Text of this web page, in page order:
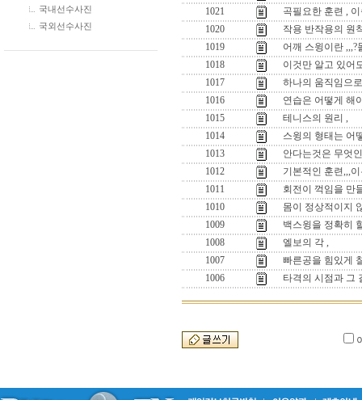
국내선수사진
국외선수사진
1021
곡필요한 훈련 ,
1020
작용 반작용의 원
1019
어깨 스윙이란
1018
이것만 알고 있어
1017
하나의 움직임으
1016
연습은 어떻게 해
1015
테니스의 원리 ,
1014
스윙의 형태는 어
1013
안다는것은 무엇
1012
기본적인 훈련,,,
1011
회전이 꺽임을 만
1010
몸이 정상적이지
1009
백스윙을 정확히
1008
엘보의 각 ,
1007
빠른공을 힘있게
1006
타격의 시점과 그